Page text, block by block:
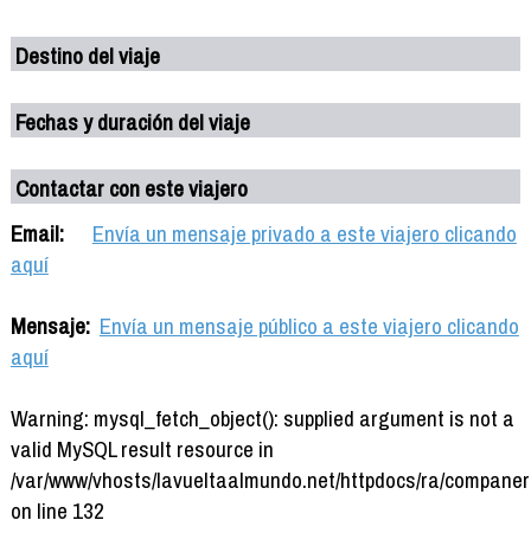
Destino del viaje
Fechas y duración del viaje
Contactar con este viajero
Email:
Envía un mensaje privado a este viajero clicando
aquí
Mensaje: Envía un mensaje público a este viajero clicando
aquí
Warning: mysql_fetch_object(): supplied argument is not a
valid MySQL result resource in
/var/www/vhosts/lavueltaalmundo.net/httpdocs/ra/
on line 132